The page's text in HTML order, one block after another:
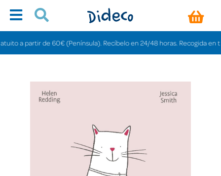
a partir de 60€ (Península). Recíbelo en 24/48 horas. Recogida en